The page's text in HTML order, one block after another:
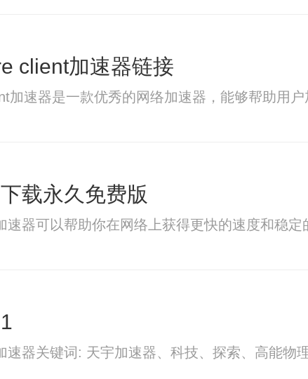
client加速器链接
加速器是一款优秀的网络加速器，能够帮助用
载永久免费版
速器可以帮助你在网络上获得更快的速度和稳
速器关键词: 天宇加速器、科技、探索、高能